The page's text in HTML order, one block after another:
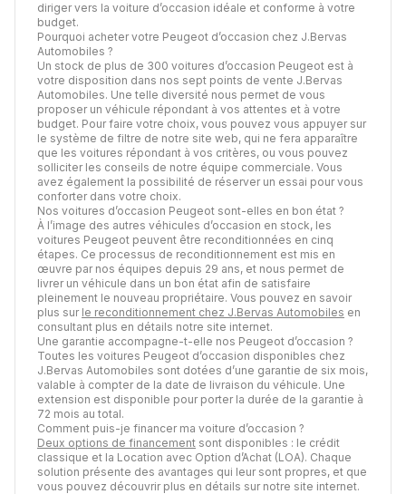
diriger vers la voiture d’occasion idéale et conforme à votre
budget.
Pourquoi acheter votre Peugeot d’occasion chez J.Bervas
Automobiles ?
Un stock de plus de 300 voitures d’occasion Peugeot est à
votre disposition dans nos sept points de vente J.Bervas
Automobiles. Une telle diversité nous permet de vous
proposer un véhicule répondant à vos attentes et à votre
budget. Pour faire votre choix, vous pouvez vous appuyer sur
le système de filtre de notre site web, qui ne fera apparaître
que les voitures répondant à vos critères, ou vous pouvez
solliciter les conseils de notre équipe commerciale. Vous
avez également la possibilité de réserver un essai pour vous
conforter dans votre choix.
Nos voitures d’occasion Peugeot sont-elles en bon état ?
À l’image des autres véhicules d’occasion en stock, les
voitures Peugeot peuvent être reconditionnées en cinq
étapes. Ce processus de reconditionnement est mis en
œuvre par nos équipes depuis 29 ans, et nous permet de
livrer un véhicule dans un bon état afin de satisfaire
pleinement le nouveau propriétaire. Vous pouvez en savoir
plus sur le reconditionnement chez J.Bervas Automobiles en
consultant plus en détails notre site internet.
Une garantie accompagne-t-elle nos Peugeot d’occasion ?
Toutes les voitures Peugeot d’occasion disponibles chez
J.Bervas Automobiles sont dotées d’une garantie de six mois,
valable à compter de la date de livraison du véhicule. Une
extension est disponible pour porter la durée de la garantie à
72 mois au total.
Comment puis-je financer ma voiture d’occasion ?
Deux options de financement sont disponibles : le crédit
classique et la Location avec Option d’Achat (LOA). Chaque
solution présente des avantages qui leur sont propres, et que
vous pouvez découvrir plus en détails sur notre site internet.